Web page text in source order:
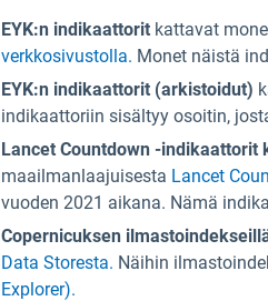
EYK:n indikaattorit kattavat
verkkosivustolla. Monet näistä
EYK:n indikaattorit (arkistoidut)
indikaattoriin sisältyy osoitin,
Lancet Countdown -indikaattorit
maailmanlaajuisesta Lancet
vuoden 2021 aikana. Nämä
Copernicuksen
Data Storesta. Näihin
Explorer).